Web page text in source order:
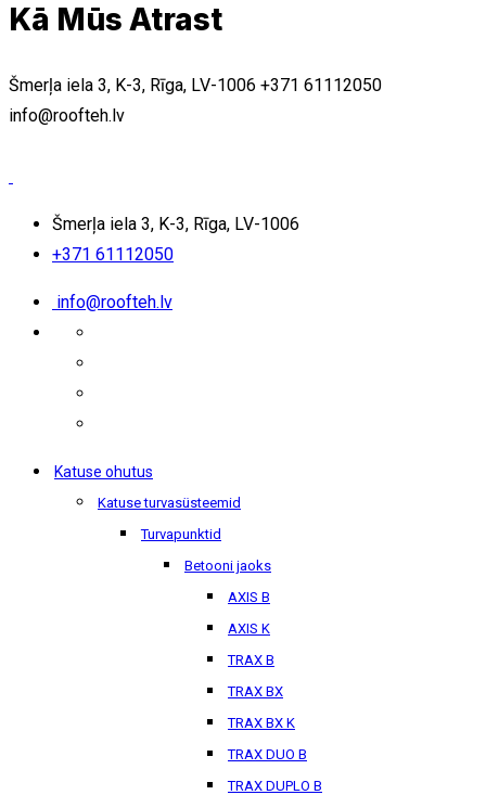
Kā Mūs Atrast
Šmerļa iela 3, K-3, Rīga, LV-1006 +371 61112050
info@roofteh.lv
Šmerļa iela 3, K-3, Rīga, LV-1006
+371 61112050
info@roofteh.lv
Katuse ohutus
Katuse turvasüsteemid
Turvapunktid
Betooni jaoks
AXIS B
AXIS K
TRAX B
TRAX BX
TRAX BX K
TRAX DUO B
TRAX DUPLO B